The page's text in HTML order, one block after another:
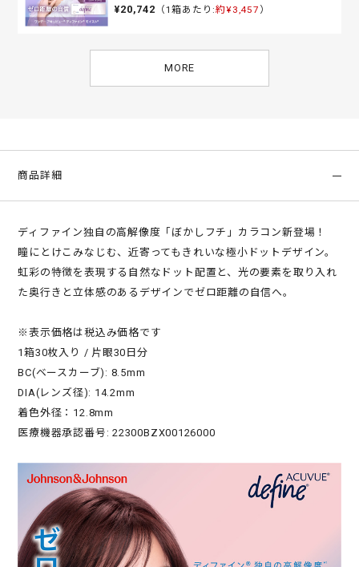
¥20,742 （1箱あたり:約¥3,457 ）
MORE
商品詳細
ディファイン独自の高解像度「ぼかしフチ」カラコン新登場！
瞳にとけこみなじむ、近寄ってもきれいな極小ドットデザイン。
虹彩の特徴を表現する自然なドット配置と、光の要素を取り入れ
た奥行きと立体感のあるデザインでゼロ距離の自信へ。
※表示価格は税込み価格です
1箱30枚入り / 片眼30日分
BC(ベースカーブ): 8.5mm
DIA(レンズ径): 14.2mm
着色外径：12.8mm
医療機器承認番号: 22300BZX00126000